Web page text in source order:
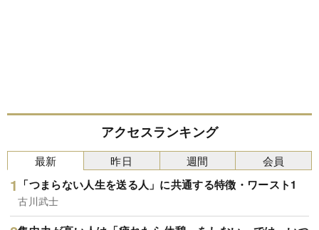
アクセスランキング
最新
「つまらない人生を送る人」に共通する特徴・ワースト1
古川武士
昨日 週間 会員